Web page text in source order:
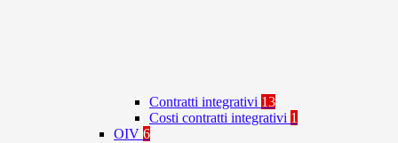
Contratti integrativi 13
Costi contratti integrativi 1
OIV 6